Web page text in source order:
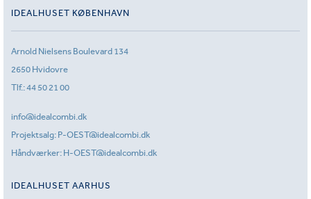
IDEALHUSET KØBENHAVN
Arnold Nielsens Boulevard 134
2650 Hvidovre
Tlf.:44 50 21 00
info@idealcombi.dk
Projektsalg: P-OEST@idealcombi.dk
Håndværker: H-OEST@idealcombi.dk
IDEALHUSET AARHUS